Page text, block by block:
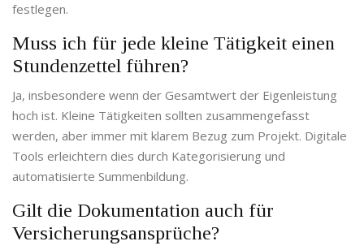
festlegen.
Muss ich für jede kleine Tätigkeit einen
Stundenzettel führen?
Ja, insbesondere wenn der Gesamtwert der Eigenleistung
hoch ist. Kleine Tätigkeiten sollten zusammengefasst
werden, aber immer mit klarem Bezug zum Projekt. Digitale
Tools erleichtern dies durch Kategorisierung und
automatisierte Summenbildung.
Gilt die Dokumentation auch für
Versicherungsansprüche?